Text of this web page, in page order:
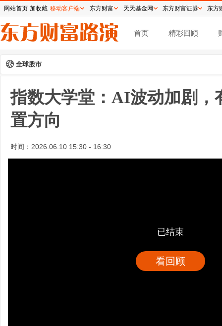
首页 精彩回顾
全球股市
指数大学堂：AI波动加剧，
置方向
时间： 2026.06.10 15:30 - 16:30
已结束
看回顾
网站首页 加收藏 移动客户端 东方财富 天天基金网 东方财富证券 东方